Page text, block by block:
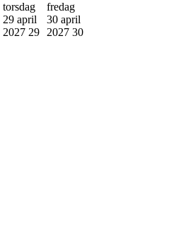
torsdag
29 april
2027 29
fredag
30 april
2027 30